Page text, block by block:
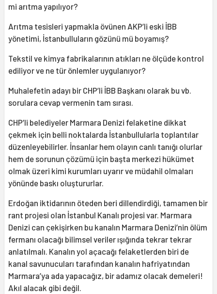
mi arıtma yapılıyor?
Arıtma tesisleri yapmakla övünen AKP’li eski İBB
yönetimi, İstanbulluların gözünü mü boyamış?
Tekstil ve kimya fabrikalarının atıkları ne ölçüde kontrol
ediliyor ve ne tür önlemler uygulanıyor?
Muhalefetin adayı bir CHP’li İBB Başkanı olarak bu vb.
sorulara cevap vermenin tam sırası.
CHP’li belediyeler Marmara Denizi felaketine dikkat
çekmek için belli noktalarda İstanbullularla toplantılar
düzenleyebilirler. İnsanlar hem olayın canlı tanığı olurlar
hem de sorunun çözümü için başta merkezi hükümet
olmak üzeri kimi kurumları uyarır ve müdahil olmaları
yönünde baskı oluştururlar.
Erdoğan iktidarının öteden beri dillendirdiği, tamamen bir
rant projesi olan İstanbul Kanalı projesi var. Marmara
Denizi can çekişirken bu kanalın Marmara Denizi’nin ölüm
fermanı olacağı bilimsel veriler ışığında tekrar tekrar
anlatılmalı. Kanalın yol açacağı felaketlerden biri de
kanal savunucuları tarafından kanalın hafriyatından
Marmara’ya ada yapacağız, bir adamız olacak demeleri!
Akıl alacak gibi değil.